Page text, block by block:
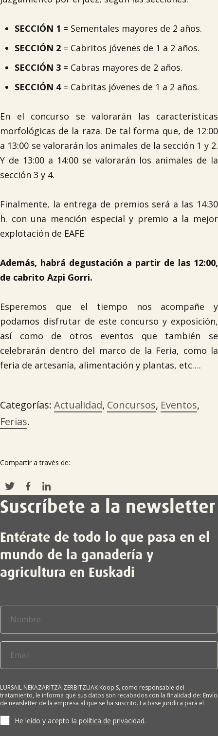

SECCIÓN 1 = Sementales mayores de 2 años.
SECCIÓN 2 = Cabritos jóvenes de 1 a 2 años.
SECCIÓN 3 = Cabras mayores de 2 años.
SECCIÓN 4= Cabritas jóvenes de 1 a 2 años.
En el concurso se valorarán las características
morfológicas de la raza. De tal forma que, de 12:00
a 13:00 se valorarán los animales de la sección 1 y 2.
Y de 13:00 a 14:00 se valorarán los animales de la
sección 3 y 4.
Finalmente, la entrega de premios será a las 14:30
h. con una mención especial y premio a la mejor
explotación de EAFE
Además, habrá degustación a partir de las 12:00,
de cabrito Azpi Gorri.
Esperemos que el tiempo nos acompañe y
podamos disfrutar de este concurso y exposición,
así como de otros eventos que también se
celebrarán dentro del marco de la Feria, como la
feria de artesanía, alimentación y plantas, etc….
Categorías: Actualidad, Concursos, Eventos,
Ferias.
Compartir a través de:
Suscríbete a la newsletter
Entérate de todo lo que pasa en el
mundo de la ganadería y
agricultura en Euskadi
LURSAIL NEKAZARITZA ZERBITZUAK Koop.S, como responsable del
tratamiento, le informa que sus datos son recabados con la finalidad de: Envío
de newsletter de la empresa al que se ha suscrito. La base jurídica para el
terceros salvo obligación legal. Cualquier persona tiene derecho a solicitar el
acceso, rectificación, supresión, limitación del tratamiento, oposición o
He leído y acepto la política de privacidad.